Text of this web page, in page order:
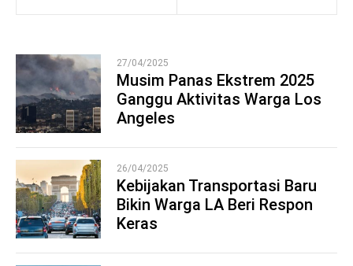
1
27/04/2025
Musim Panas Ekstrem 2025
Ganggu Aktivitas Warga Los
Angeles
2
26/04/2025
Kebijakan Transportasi Baru
Bikin Warga LA Beri Respon
Keras